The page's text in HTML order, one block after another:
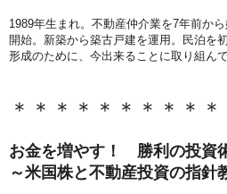
1989年生まれ。不動産仲介業を7年前か
開始。新築から築古戸建を運用。民泊を
形成のために、今出来ることに取り組んで
＊＊＊＊＊＊＊＊＊
お金を増やす！ 勝利の投資
～米国株と不動産投資の指針